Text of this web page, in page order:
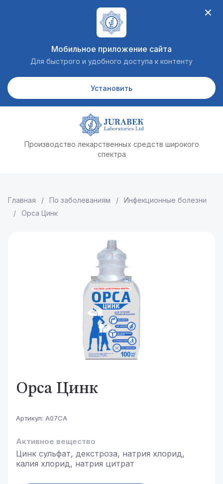
Мобильное приложение сайта
Для быстрого и удобного доступа к контенту
Установить
Производство лекарственных средств широкого
спектра
Главная / По заболеваниям /
Инфекционные болезни
/
Орса Цинк
Орса Цинк
Артикул: А07СА
Активное вещество
Цинк сульфат, декстроза, натрия хлорид,
калия хлорид, натрия цитрат